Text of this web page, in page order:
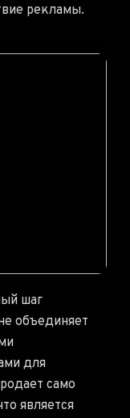
рекламы.
шаг
объединяет
для
само
является